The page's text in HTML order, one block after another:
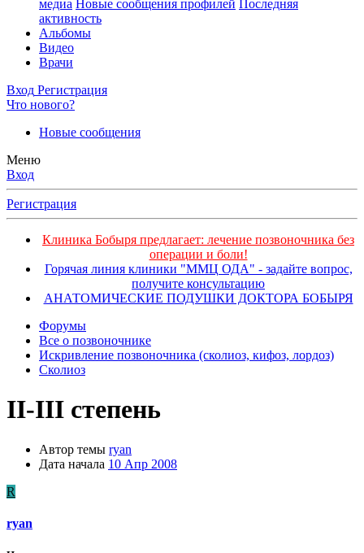
медиа Новые сообщения профилей Последняя
активность
Альбомы
Видео
Врачи
Вход Регистрация
Что нового?
Новые сообщения
Меню
Вход
Регистрация
Клиника Бобыря предлагает: лечение позвоночника без
операции и боли!
Горячая линия клиники "ММЦ ОДА" - задайте вопрос,
получите консультацию
АНАТОМИЧЕСКИЕ ПОДУШКИ ДОКТОРА БОБЫРЯ
Форумы
Все о позвоночнике
Искривление позвоночника (сколиоз, кифоз, лордоз)
Сколиоз
II-III степень
Автор темы ryan
Дата начала 10 Апр 2008
R
ryan